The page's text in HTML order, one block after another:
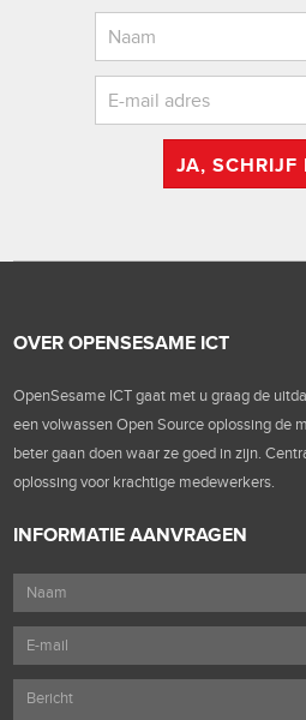
JA, SCHRIJF
OVER OPENSESAME ICT
OpenSesame ICT gaat met u graag de
een volwassen Open Source oplossing de
beter gaan doen waar ze goed in zijn.
oplossing voor krachtige medewerkers.
INFORMATIE AANVRAGEN